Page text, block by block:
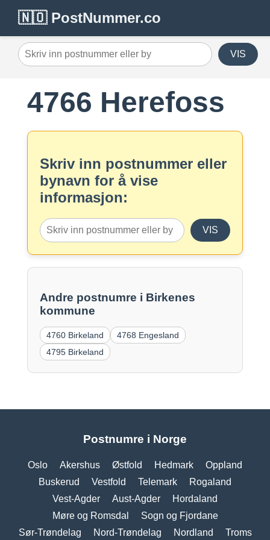
🇳🇴 PostNummer.co
VIS
4766 Herefoss
Skriv inn postnummer eller
bynavn for å vise
informasjon:
VIS
Andre postnumre i Birkenes
kommune
4760 Birkeland
4768 Engesland
4795 Birkeland
Postnumre i Norge
Oslo Akershus Østfold Hedmark
Oppland
Buskerud
Vestfold Telemark
Rogaland
Vest-Agder
Aust-Agder
Hordaland
Møre og Romsdal
Sogn og Fjordane
Sør-Trøndelag
Nord-Trøndelag Nordland Troms